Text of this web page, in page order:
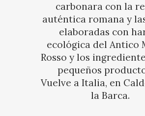
carbonara con la
auténtica romana y
elaboradas con
ecológica del Antico
Rosso y los
pequeños
Vuelve a Italia, en
la Barca.